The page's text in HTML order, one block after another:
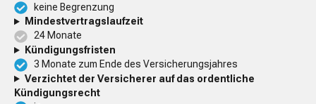
keine Begrenzung
Mindestvertragslaufzeit
24 Monate
Kündigungsfristen
3 Monate zum Ende des Versicherungsjahres
Verzichtet der Versicherer auf das ordentliche
Kündigungsrecht